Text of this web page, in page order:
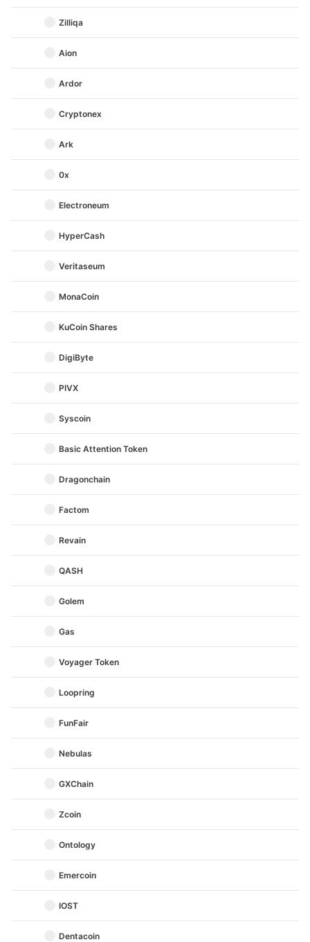
Zilliqa
Aion
Ardor
Cryptonex
Ark
0x
Electroneum
HyperCash
Veritaseum
MonaCoin
KuCoin Shares
DigiByte
PIVX
Syscoin
Basic Attention Token
Dragonchain
Factom
Revain
QASH
Golem
Gas
Voyager Token
Loopring
FunFair
Nebulas
GXChain
Zcoin
Ontology
Emercoin
IOST
Dentacoin